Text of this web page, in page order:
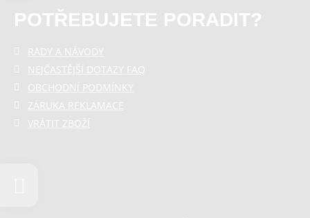
POTŘEBUJETE PORADIT?
RADY A NÁVODY
NEJČASTĚJŠÍ DOTAZY FAQ
OBCHODNÍ PODMÍNKY
ZÁRUKA REKLAMACE
VRÁTIT ZBOŽÍ